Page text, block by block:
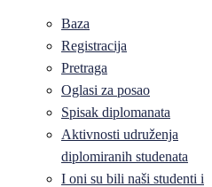
Baza
Registracija
Pretraga
Oglasi za posao
Spisak diplomanata
Aktivnosti udruženja
diplomiranih studenata
I oni su bili naši studenti i